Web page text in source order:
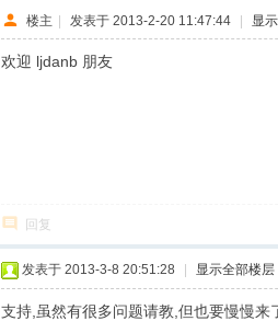
楼主 | 发表于 2013-2-20 11:47:44 | 显
欢迎 ljdanb 朋友
回复
发表于 2013-3-8 20:51:28 显示全部楼层
支持,虽然有很多问题请教,但也要慢慢来